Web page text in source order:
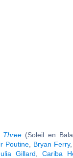
Three (Soleil en
Poutine, Bryan Ferry,
Gillard Cariba